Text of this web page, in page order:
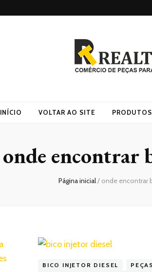
INÍCIO VOLTAR AO SITE PRODUTOS
onde encontrar
Página inicial/ onde encontrar
BICO INJETOR DIESEL